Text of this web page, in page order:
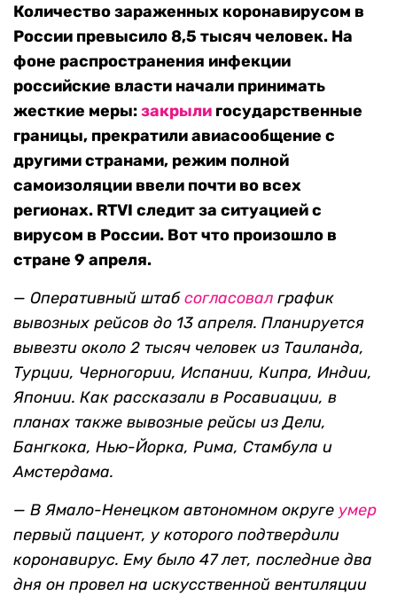
Количество зараженных коронавирусом в
России превысило 8,5 тысяч человек. На
фоне распространения инфекции
российские власти начали принимать
жесткие меры:закрыли государственные
границы, прекратили авиасообщение с
другими странами, режим полной
самоизоляции ввели почти во всех
регионах. RTVI следит за ситуацией с
вирусом в России. Вот что произошло в
стране 9 апреля.
— Оперативный штабсогласовал график
вывозных рейсов до 13 апреля. Планируется
вывезти около 2 тысяч человек из Таиланда,
Турции, Черногории, Испании, Кипра, Индии,
Японии. Как рассказали в Росавиации, в
планах также вывозные рейсы из Дели,
Бангкока, Нью-Йорка, Рима, Стамбула и
Амстердама.
— В Ямало-Ненецком автономном округе умер
первый пациент, у которого подтвердили
коронавирус. Ему было 47 лет, последние два
дня он провел на искусственной вентиляции